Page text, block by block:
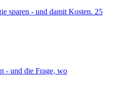
sparen - und damit Kosten. 25
- und die Frage, wo